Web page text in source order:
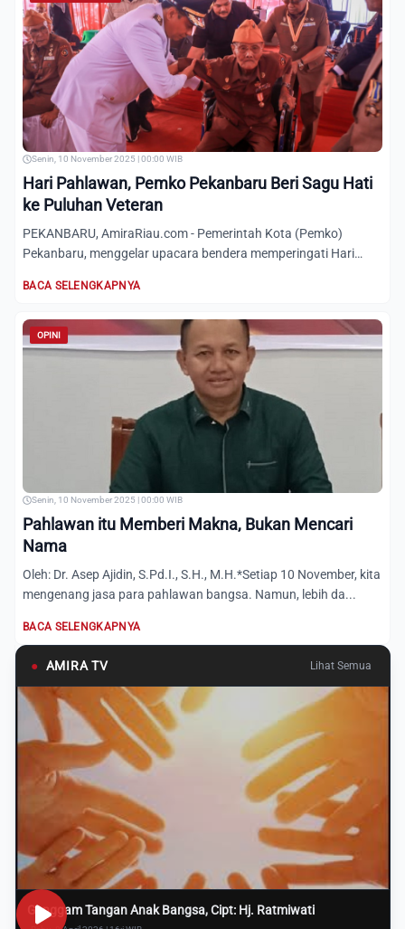
Senin, 10 November 2025 | 00:00 WIB
Hari Pahlawan, Pemko Pekanbaru Beri Sagu Hati
ke Puluhan Veteran
PEKANBARU, AmiraRiau.com - Pemerintah Kota (Pemko)
Pekanbaru, menggelar upacara bendera memperingati Hari
BACA SELENGKAPNYA
OPINI
Senin, 10 November 2025 | 00:00 WIB
Pahlawan itu Memberi Makna, Bukan Mencari
Nama
Oleh: Dr. Asep Ajidin, S.Pd.I., S.H., M.H.*Setiap 10 November, kita
mengenang jasa para pahlawan bangsa. Namun, lebih da...
BACA SELENGKAPNYA
● AMIRA TV Lihat Semua
Genggam Tangan Anak Bangsa, Cipt: Hj. Ratmiwati